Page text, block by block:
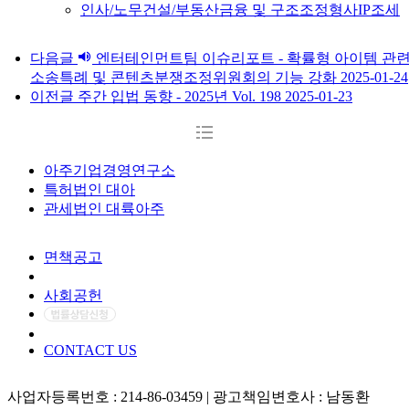
인사/노무건설/부동산금융 및 구조조정형사IP조세
다음글
엔터테인먼트팀 이슈리포트 - 확률형 아이템 관
소송특례 및 콘텐츠분쟁조정위원회의 기능 강화 2025-01-24
이전글 주간 입법 동향 - 2025년 Vol. 198 2025-01-23
아주기업경영연구소
특허법인 대아
관세법인 대륙아주
면책공고
사회공헌
CONTACT US
사업자등록번호 : 214-86-03459 | 광고책임변호사 : 남동환